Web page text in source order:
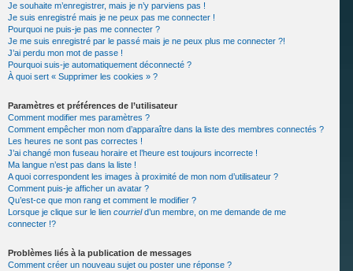
Je souhaite m’enregistrer, mais je n’y parviens pas !
Je suis enregistré mais je ne peux pas me connecter !
Pourquoi ne puis-je pas me connecter ?
Je me suis enregistré par le passé mais je ne peux plus me connecter ?!
J’ai perdu mon mot de passe !
Pourquoi suis-je automatiquement déconnecté ?
À quoi sert « Supprimer les cookies » ?
Paramètres et préférences de l’utilisateur
Comment modifier mes paramètres ?
Comment empêcher mon nom d’apparaître dans la liste des membres connectés ?
Les heures ne sont pas correctes !
J’ai changé mon fuseau horaire et l’heure est toujours incorrecte !
Ma langue n’est pas dans la liste !
A quoi correspondent les images à proximité de mon nom d’utilisateur ?
Comment puis-je afficher un avatar ?
Qu’est-ce que mon rang et comment le modifier ?
Lorsque je clique sur le lien courrield’un membre, on me demande de me
connecter !?
Problèmes liés à la publication de messages
Comment créer un nouveau sujet ou poster une réponse ?